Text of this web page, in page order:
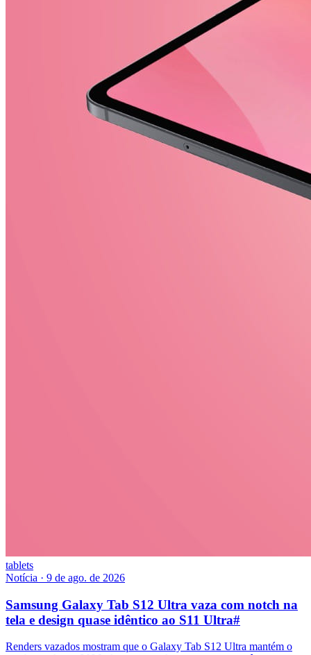
tablets
Notícia · 9 de ago. de 2026
Samsung Galaxy Tab S12 Ultra vaza com notch na
tela e design quase idêntico ao S11 Ultra#
Renders vazados mostram que o Galaxy Tab S12 Ultra mantém o